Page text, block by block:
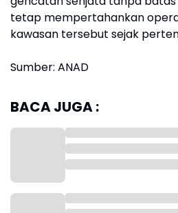
tetap mempertahankan
kawasan tersebut sejak
Sumber: ANAD
BACA JUGA :